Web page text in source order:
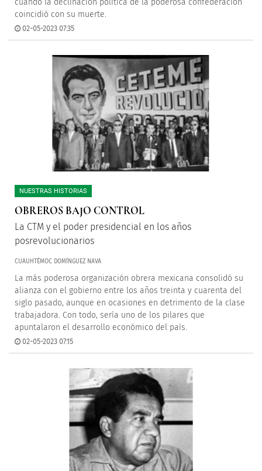
cuando la declinación política de la poderosa confederación
coincidió con su muerte.
02-05-2023 07:35
NUESTRAS HISTORIAS
OBREROS BAJO CONTROL
La CTM y el poder presidencial en los años
posrevolucionarios
CUAUHTÉMOC DOMÍNGUEZ NAVA
La más poderosa organización obrera mexicana consolidó su
alianza con el gobierno entre los años treinta y cuarenta del
siglo pasado, aunque en ocasiones en detrimento de la clase
trabajadora. Con todo, sería uno de los pilares que
apuntalaron el desarrollo económico del país.
02-05-2023 07:15